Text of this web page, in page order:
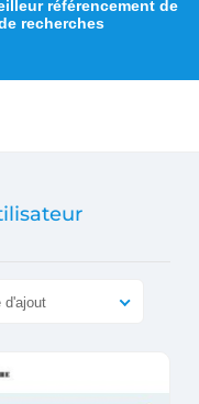
référencement de
recherches
d'ajout